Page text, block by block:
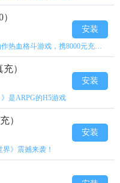
《代号斩》是一款正版授权动作热血格斗游戏，携8000元充值壕礼福利来袭！
安装
）
是ARPG的H5游戏
安装
）
》震撼来袭！
安装